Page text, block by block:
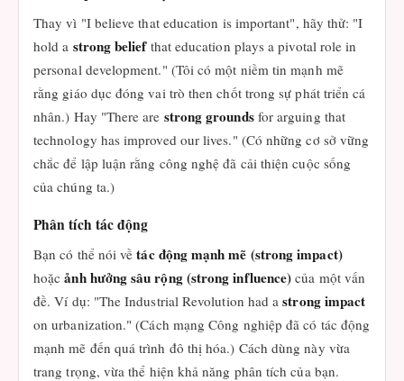
Thay vì "I believe that education is important", hãy thử: "I
hold a strong beliefthat education plays a pivotal role in
personal development." (Tôi có một niềm tin mạnh mẽ
rằng giáo dục đóng vai trò then chốt trong sự phát triển cá
nhân.) Hay "There are strong groundsfor arguing that
technology has improved our lives." (Có những cơ sở vững
chắc để lập luận rằng công nghệ đã cải thiện cuộc sống
của chúng ta.)
Phân tích tác động
Bạn có thể nói vềtác động mạnh mẽ (strong impact)
hoặcảnh hưởng sâu rộng (strong influence) của một vấn
đề. Ví dụ: "The Industrial Revolution had astrong impact
on urbanization." (Cách mạng Công nghiệp đã có tác động
mạnh mẽ đến quá trình đô thị hóa.) Cách dùng này vừa
trang trọng, vừa thể hiện khả năng phân tích của bạn.